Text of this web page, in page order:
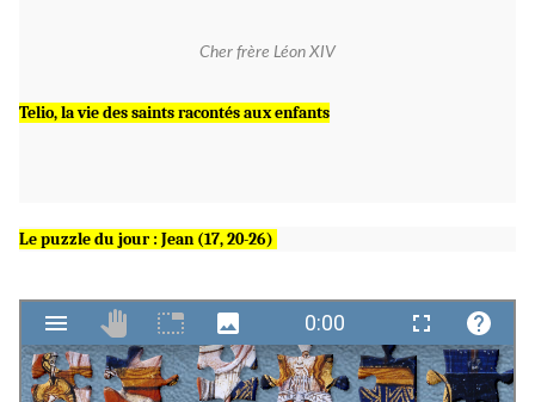
Cher frère Léon XIV
Telio, la vie des saints racontés aux enfants
Le puzzle du jour : Jean (17, 20-26)